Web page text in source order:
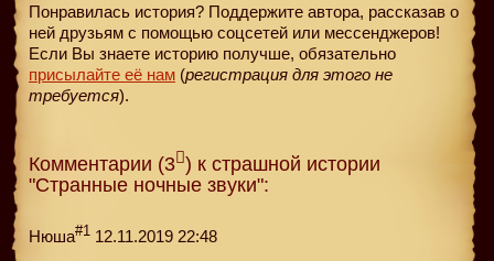
Понравилась история? Поддержите автора, рассказав о
ней друзьям с помощью соцсетей или мессенджеров!
Если Вы знаете историю получше, обязательно
присылайте её нам (регистрация для этого не
требуется).
Комментарии (3 ) к страшной истории
"Странные ночные звуки":
Нюша#1 12.11.2019 22:48